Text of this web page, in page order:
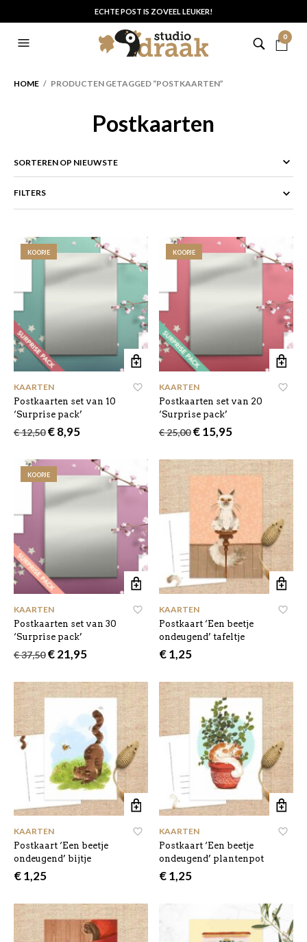
ECHTE POST IS ZOVEEL LEUKER!
0
HOME / PRODUCTEN GETAGGED “POSTKAARTEN”
Postkaarten
FILTERS
KOOPJE
KAARTEN
Postkaarten set van 10
‘Surprise pack’
€12,50 Oorspronkelijke
€ 12,50.
€8,95
€ 8,95.
KOOPJE
KAARTEN
Postkaarten set van 20
‘Surprise pack’
€25,00 Oorspronkelijke
€ 25,00.
€15,95
€ 15,95.
KOOPJE
KAARTEN
Postkaarten set van 30
‘Surprise pack’
€37,50 Oorspronkelijke
€ 37,50.
€21,95
€ 21,95.
KAARTEN
Postkaart ‘Een beetje
ondeugend’ tafeltje
€1,25
KAARTEN
Postkaart ‘Een beetje
ondeugend’ bijtje
€1,25
KAARTEN
Postkaart ‘Een beetje
ondeugend’ plantenpot
€1,25